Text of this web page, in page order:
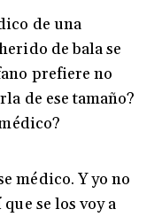
de una
de bala se
prefiere no
de ese tamaño?
médico. Y yo no
se los voy a